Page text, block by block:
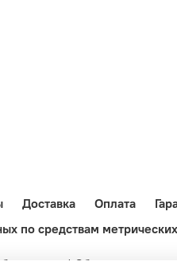
Доставка Оплата
по средствам
Обращаем ваше